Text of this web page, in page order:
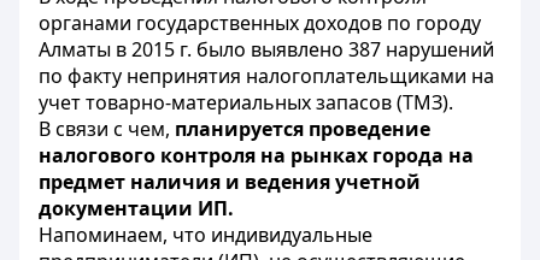
органами государственных доходов по городу
Алматы в 2015 г. было выявлено 387 нарушений
по факту непринятия налогоплательщиками на
учет товарно-материальных запасов (ТМЗ).
В связи с чем, планируется проведение
налогового контроля на рынках города на
предмет наличия и ведения учетной
документации ИП.
Напоминаем, что индивидуальные